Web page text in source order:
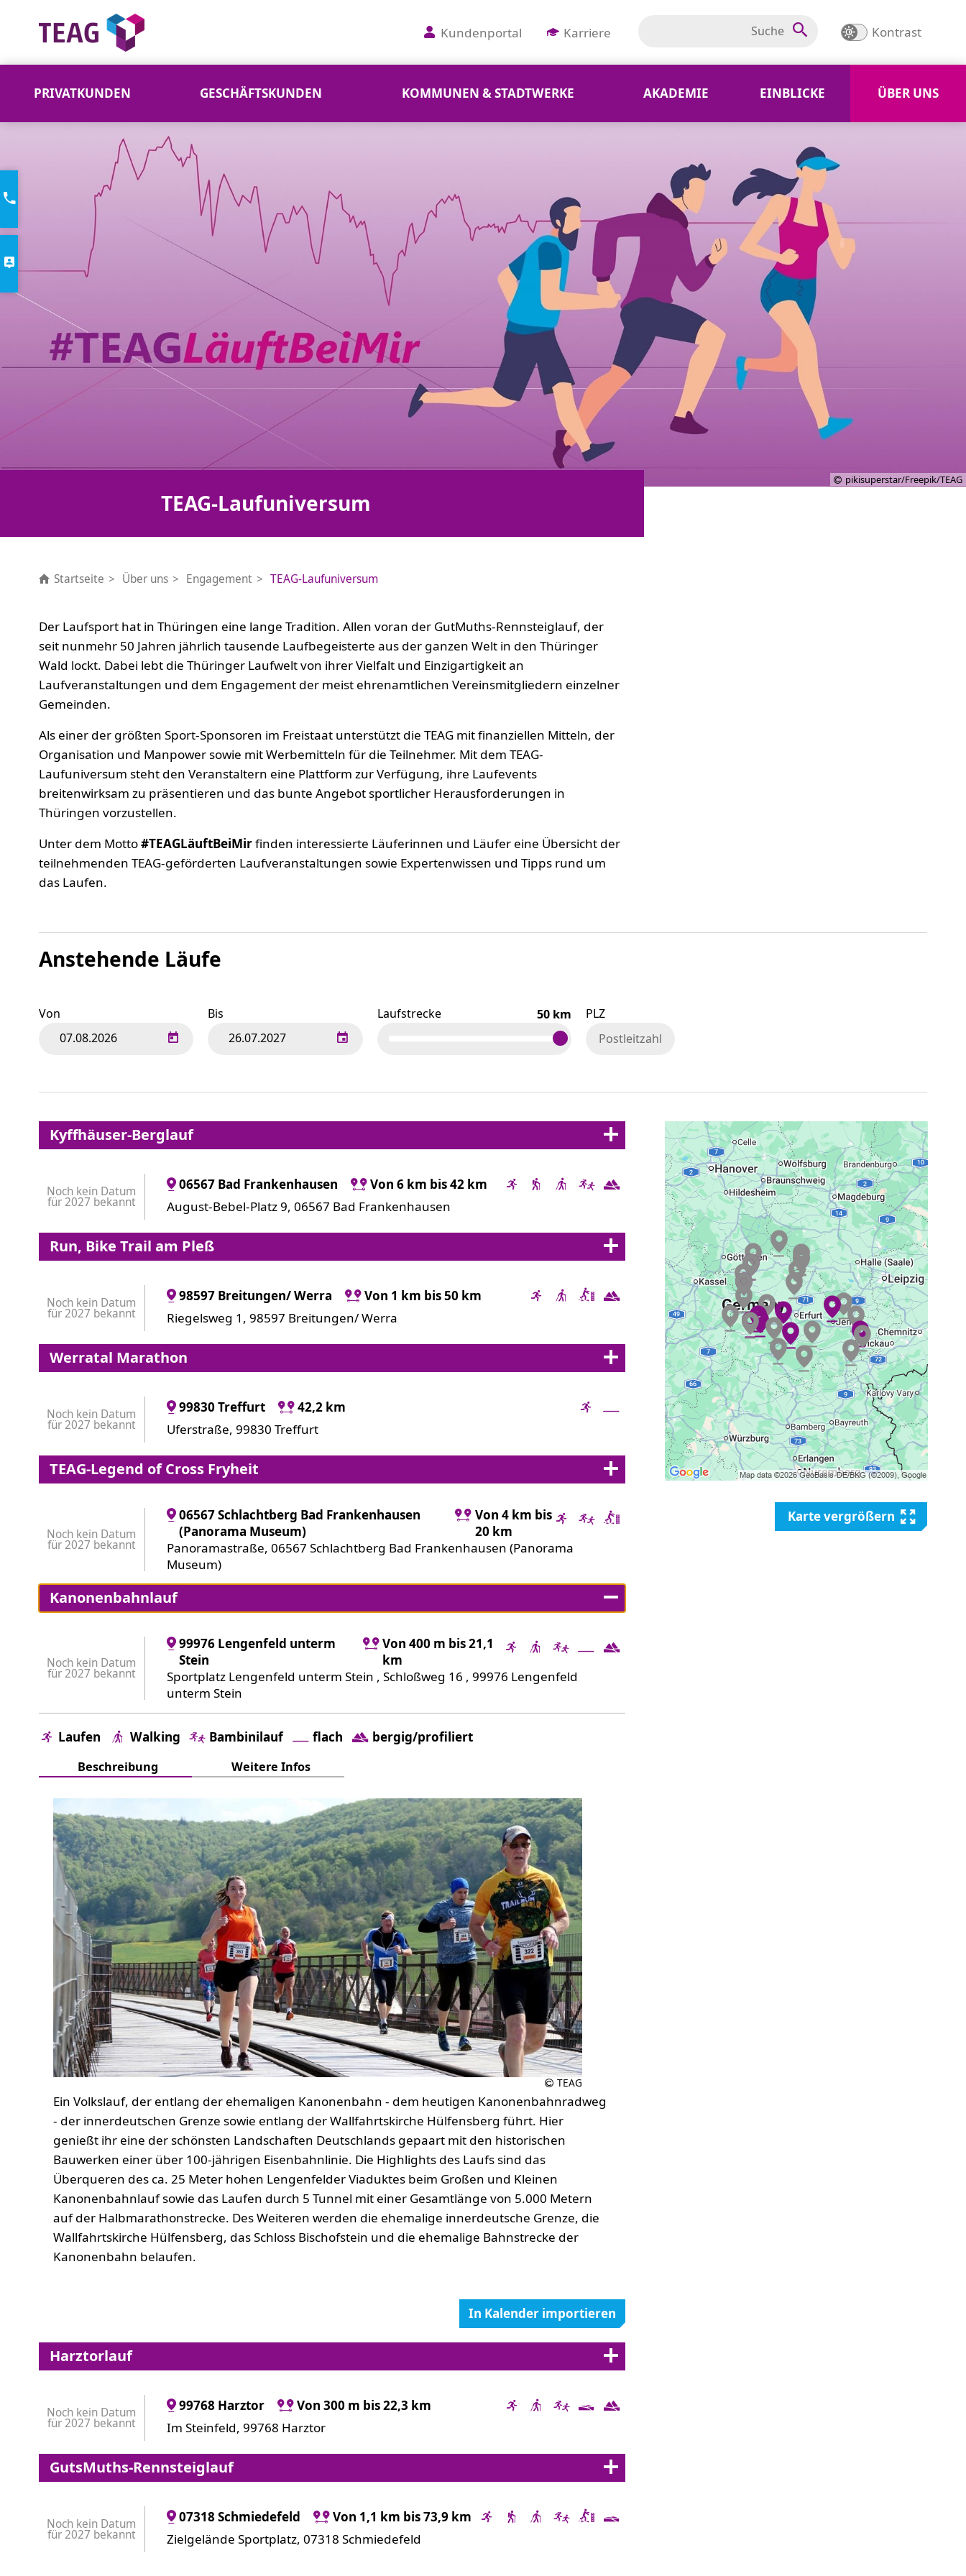
Kundenportal Karriere Kontrast
PRIVATKUNDEN GESCHÄFTSKUNDEN KOMMUNEN & STADTWERKE AKADEMIE EINBLICKE ÜBER UNS
pikisuperstar/Freepik/TEAG
TEAG-Laufuniversum
Startseite Über uns Engagement TEAG-Laufuniversum
Der Laufsport hat in Thüringen eine lange Tradition. Allen voran der GutMuths-Rennsteiglauf, der
seit nunmehr 50 Jahren jährlich tausende Laufbegeisterte aus der ganzen Welt in den Thüringer
Wald lockt. Dabei lebt die Thüringer Laufwelt von ihrer Vielfalt und Einzigartigkeit an
Laufveranstaltungen und dem Engagement der meist ehrenamtlichen Vereinsmitgliedern einzelner
Gemeinden.
Als einer der größten Sport-Sponsoren im Freistaat unterstützt die TEAG mit finanziellen Mitteln, der
Organisation und Manpower sowie mit Werbemitteln für die Teilnehmer. Mit dem TEAG-
Laufuniversum steht den Veranstaltern eine Plattform zur Verfügung, ihre Laufevents
breitenwirksam zu präsentieren und das bunte Angebot sportlicher Herausforderungen in
Thüringen vorzustellen.
Unter dem Motto#TEAGLäuftBeiMirfinden interessierte Läuferinnen und Läufer eine Übersicht der
teilnehmenden TEAG-geförderten Laufveranstaltungen sowie Expertenwissen und Tipps rund um
das Laufen.
Anstehende Läufe
Von Bis Laufstrecke km PLZ
Kyffhäuser-Berglauf
Noch kein Datum
für 2027 bekannt
06567 Bad Frankenhausen
Von 6 km bis 42 km
August-Bebel-Platz 9, 06567 Bad Frankenhausen
Run, Bike Trail am Pleß
Noch kein Datum
für 2027 bekannt
98597 Breitungen/ Werra
Von 1 km bis 50 km
Riegelsweg 1, 98597 Breitungen/ Werra
Werratal Marathon
Noch kein Datum
für 2027 bekannt
99830 Treffurt
42,2 km
Uferstraße, 99830 Treffurt
TEAG-Legend of Cross Fryheit
Noch kein Datum
für 2027 bekannt
06567 Schlachtberg Bad Frankenhausen
(Panorama Museum)
Von 4 km bis
20 km
Panoramastraße, 06567 Schlachtberg Bad Frankenhausen (Panorama
Museum)
Kanonenbahnlauf
Noch kein Datum
für 2027 bekannt
99976 Lengenfeld unterm
Stein
Von 400 m bis 21,1
km
Sportplatz Lengenfeld unterm Stein , Schloßweg 16 , 99976 Lengenfeld
unterm Stein
Laufen Walking Bambinilauf flach bergig/profiliert
Beschreibung
TEAG
Ein Volkslauf, der entlang der ehemaligen Kanonenbahn - dem heutigen Kanonenbahnradweg
- der innerdeutschen Grenze sowie entlang der Wallfahrtskirche Hülfensberg führt. Hier
genießt ihr eine der schönsten Landschaften Deutschlands gepaart mit den historischen
Bauwerken einer über 100-jährigen Eisenbahnlinie. Die Highlights des Laufs sind das
Überqueren des ca. 25 Meter hohen Lengenfelder Viaduktes beim Großen und Kleinen
Kanonenbahnlauf sowie das Laufen durch 5 Tunnel mit einer Gesamtlänge von 5.000 Metern
auf der Halbmarathonstrecke. Des Weiteren werden die ehemalige innerdeutsche Grenze, die
Wallfahrtskirche Hülfensberg, das Schloss Bischofstein und die ehemalige Bahnstrecke der
Kanonenbahn belaufen.
Weitere Infos
In Kalender importieren
Harztorlauf
Noch kein Datum
für 2027 bekannt
99768 Harztor
Von 300 m bis 22,3 km
Im Steinfeld, 99768 Harztor
GutsMuths-Rennsteiglauf
Noch kein Datum
für 2027 bekannt
07318 Schmiedefeld
Von 1,1 km bis 73,9 km
Zielgelände Sportplatz, 07318 Schmiedefeld
Karte vergrößern